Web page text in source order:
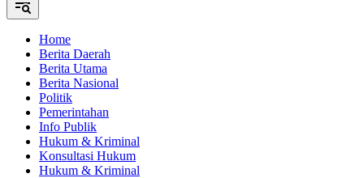
Home
Berita Daerah
Berita Utama
Berita Nasional
Politik
Pemerintahan
Info Publik
Hukum & Kriminal
Konsultasi Hukum
Hukum & Kriminal